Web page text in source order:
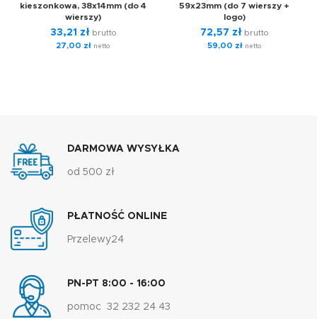
kieszonkowa, 38x14mm (do 4
wierszy)
33,21 zł brutto
27,00 zł netto
59x23mm (do 7 wierszy +
logo)
72,57 zł brutto
59,00 zł netto
DARMOWA WYSYŁKA
od 500 zł
PŁATNOŚĆ ONLINE
Przelewy24
PN-PT 8:00 - 16:00
pomoc 32 232 24 43